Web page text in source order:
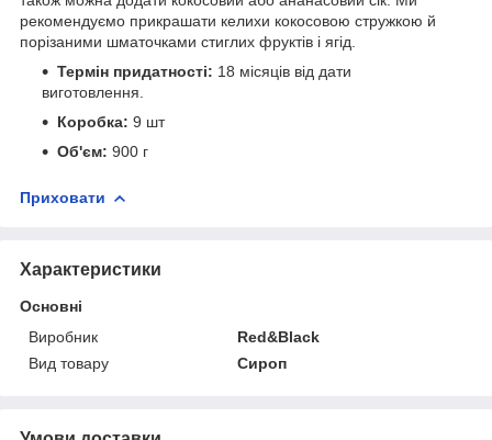
рекомендуємо прикрашати келихи кокосовою стружкою й
порізаними шматочками стиглих фруктів і ягід.
Термін придатності: 18 місяців від дати
виготовлення.
Коробка: 9 шт
Об'єм: 900 г
Приховати
Характеристики
Основні
Виробник
Red&Black
Вид товару
Сироп